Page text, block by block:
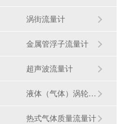
涡街流量计
金属管浮子流量计
超声波流量计
液体（气体）涡轮流量计
热式气体质量流量计